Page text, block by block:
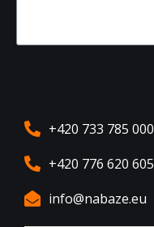
+420 733 785 000
+420 776 620 605
info@nabaze.eu